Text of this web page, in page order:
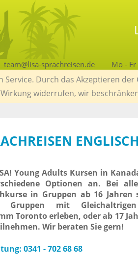
team@lisa-sprachreisen.de Mo -
Durch das Akzeptieren
widerrufen, wir
Young Adults Kursen in
Optionen an. Bei
in Gruppen ab 16
Gruppen mit
Toronto erleben, oder ab 17
Wir beraten Sie gern!
0341 - 702 68 68